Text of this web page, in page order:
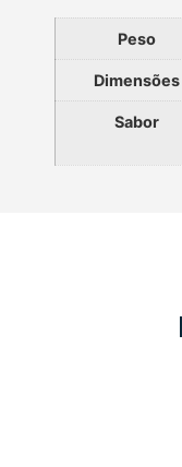
Peso
Dimensões
Sabor